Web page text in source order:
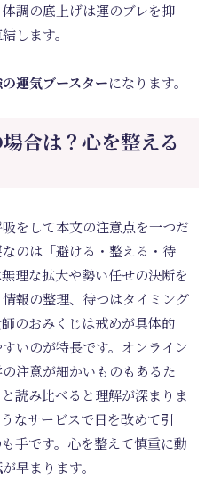
体調の底上げは運のブレを抑
します。
運気ブースターになります。
合は？心を整える
をして本文の注意点を一つだ
のは「避ける・整える・待
理な拡大や勢い任せの決断を
報の整理、待つはタイミング
のおみくじは戒めが具体的
いのが特長です。オンライン
注意が細かいものもあるた
読み比べると理解が深まりま
なサービスで日を改めて引
手です。心を整えて慎重に動
が早まります。